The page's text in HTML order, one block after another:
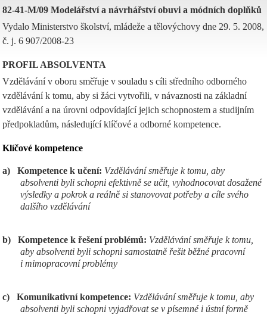
82-41-M/09 Modelářství a návrhářství obuvi a módních doplňků
Vydalo Ministerstvo školství, mládeže a tělovýchovy dne 29. 5. 2008,
č. j. 6 907/2008-23
PROFIL ABSOLVENTA
Vzdělávání v oboru směřuje v souladu s cíli středního odborného
vzdělávání k tomu, aby si žáci vytvořili, v návaznosti na základní
vzdělávání a na úrovni odpovídající jejich schopnostem a studijním
předpokladům, následující klíčové a odborné kompetence.
Klíčové kompetence
a) Kompetence k učení: Vzdělávání směřuje k tomu, aby
absolventi byli schopni efektivně se učit, vyhodnocovat dosažené
výsledky a pokrok a reálně si stanovovat potřeby a cíle svého
dalšího vzdělávání
b) Kompetence k řešení problémů: Vzdělávání směřuje k tomu,
aby absolventi byli schopni samostatně řešit běžné pracovní
i mimopracovní problémy
c) Komunikativní kompetence: Vzdělávání směřuje k tomu, aby
absolventi byli schopni vyjadřovat se v písemné i ústní formě